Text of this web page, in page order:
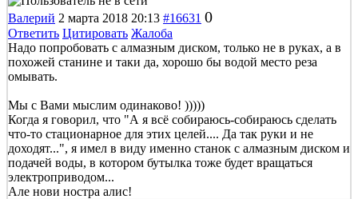
Валерий 2 марта 2018 20:13 #16631 0
Ответить Цитировать Жалоба
Надо попробовать с алмазным диском, только не в руках, а в
похожей станине и таки да, хорошо бы водой место реза
омывать.
Мы с Вами мыслим одинаково! )))))
Когда я говорил, что "А я всё собираюсь-собираюсь сделать
что-то стационарное для этих целей.... Да так руки и не
доходят...", я имел в виду именно станок с алмазным диском и
подачей воды, в котором бутылка тоже будет вращаться
электроприводом...
Але нови ностра алис!